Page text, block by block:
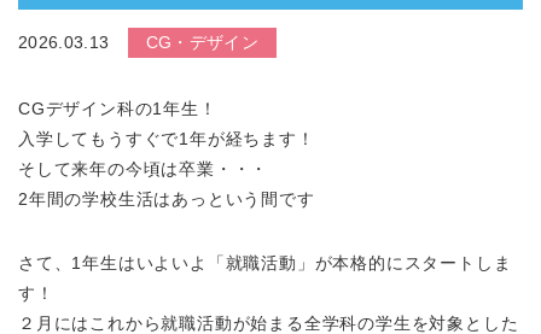
2026.03.13 CG・デザイン
CGデザイン科の1年生！
入学してもうすぐで1年が経ちます！
そして来年の今頃は卒業・・・
2年間の学校生活はあっという間です
さて、1年生はいよいよ「就職活動」が本格的にスタートしま
す！
２月にはこれから就職活動が始まる全学科の学生を対象とした